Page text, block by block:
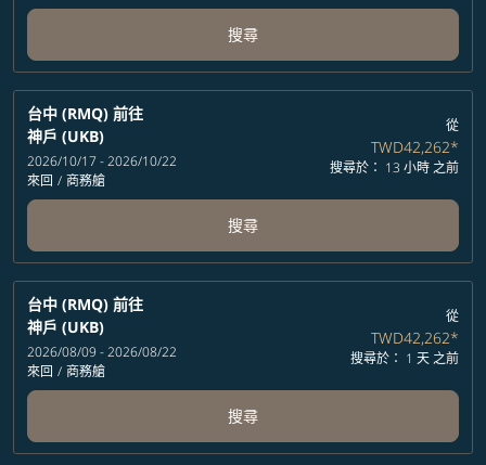
搜尋
台中 (RMQ) 前往
神戶 (UKB)
2026/10/17 - 2026/10/22
來回 / 商務艙
從
TWD42,262*
搜尋於： 13 小時 之前
搜尋
台中 (RMQ) 前往
神戶 (UKB)
2026/08/09 - 2026/08/22
來回 / 商務艙
從
TWD42,262*
搜尋於： 1 天 之前
搜尋